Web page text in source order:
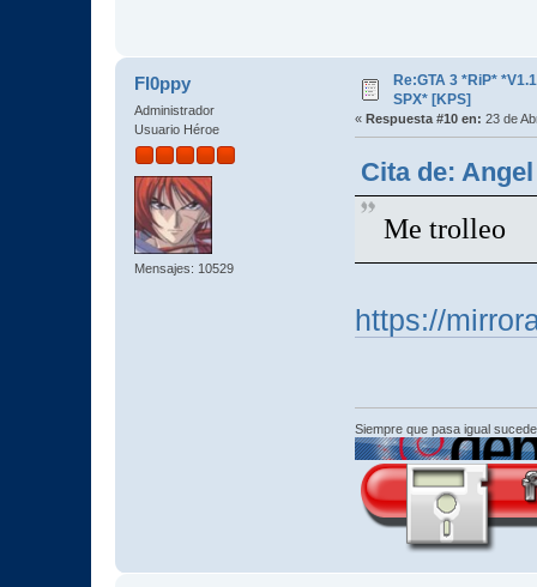
Fl0ppy
Administrador
Usuario Héroe
Mensajes: 10529
Re:GTA 3 *RiP*
SPX* [KPS]
« Respuesta #10 en: 23 de
Cita de:
Me trolleo
https://
Siempre que pasa igual